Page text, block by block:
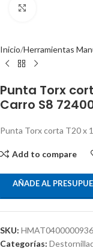
Inicio Herramientas
Punta Torx
Carro S8
Punta Torx corta T20 x
Add to compare
AÑADE AL
SKU:
Categorías: